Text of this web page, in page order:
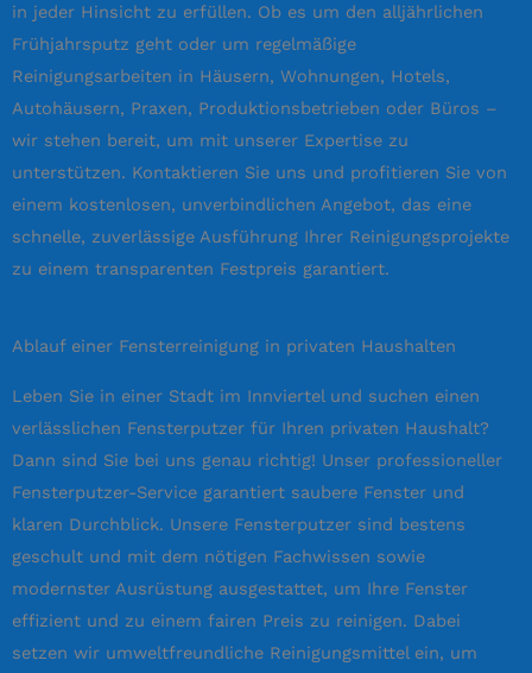
in jeder Hinsicht zu erfüllen. Ob es um den alljährlichen
Frühjahrsputz geht oder um regelmäßige
Reinigungsarbeiten in Häusern, Wohnungen, Hotels,
Autohäusern, Praxen, Produktionsbetrieben oder Büros –
wir stehen bereit, um mit unserer Expertise zu
unterstützen. Kontaktieren Sie uns und profitieren Sie von
einem kostenlosen, unverbindlichen Angebot, das eine
schnelle, zuverlässige Ausführung Ihrer Reinigungsprojekte
zu einem transparenten Festpreis garantiert.
Ablauf einer Fensterreinigung in privaten Haushalten
Leben Sie in einer Stadt im Innviertel und suchen einen
verlässlichen Fensterputzer für Ihren privaten Haushalt?
Dann sind Sie bei uns genau richtig! Unser professioneller
Fensterputzer-Service garantiert saubere Fenster und
klaren Durchblick. Unsere Fensterputzer sind bestens
geschult und mit dem nötigen Fachwissen sowie
modernster Ausrüstung ausgestattet, um Ihre Fenster
effizient und zu einem fairen Preis zu reinigen. Dabei
setzen wir umweltfreundliche Reinigungsmittel ein, um